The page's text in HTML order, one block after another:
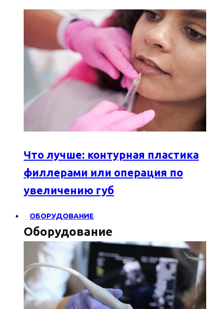
Что лучше: контурная пластика
филлерами или операция по
увеличению губ
ОБОРУДОВАНИЕ
Оборудование